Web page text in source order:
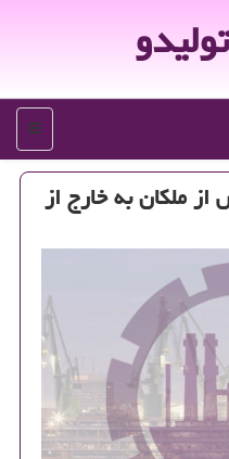
تولیدو
منو
از ملكان به خارج از